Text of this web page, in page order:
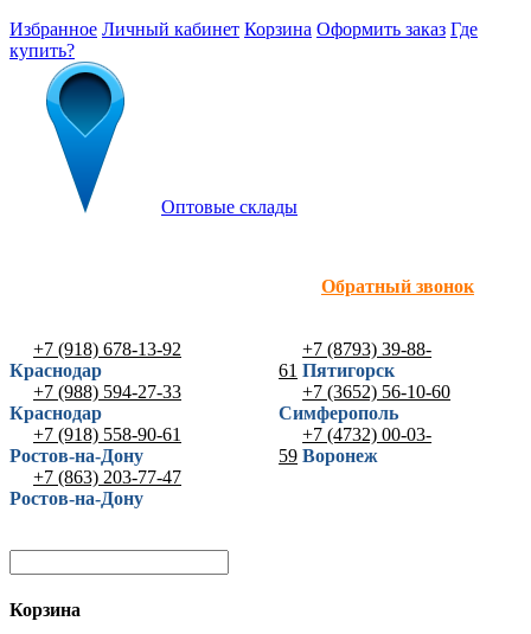
Избранное Личный кабинет Корзина Оформить заказ Где
купить?
Оптовые склады
Обратный звонок
+7 (918) 678-13-92
Краснодар
+7 (988) 594-27-33
Краснодар
+7 (918) 558-90-61
Ростов-на-Дону
+7 (863) 203-77-47
Ростов-на-Дону
+7 (8793) 39-88-
61 Пятигорск
+7 (3652) 56-10-60
Симферополь
+7 (4732) 00-03-
59 Воронеж
Корзина